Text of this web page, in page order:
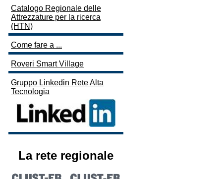
Catalogo Regionale delle
Attrezzature per la ricerca
(HTN)
Come fare a ...
Roveri Smart Village
Gruppo Linkedin Rete Alta
Tecnologia
La rete regionale